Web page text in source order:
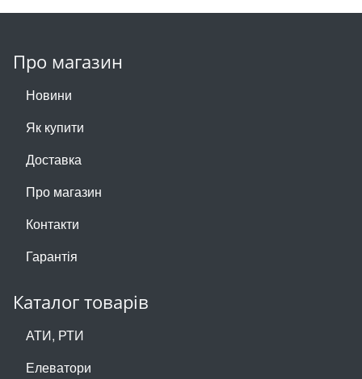
Про магазин
Новини
Як купити
Доставка
Про магазин
Контакти
Гарантія
Каталог товарів
АТИ, РТИ
Елеватори